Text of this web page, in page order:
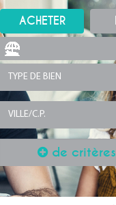
ACHETER
TYPE DE BIEN
VILLE/C.P.
de critères